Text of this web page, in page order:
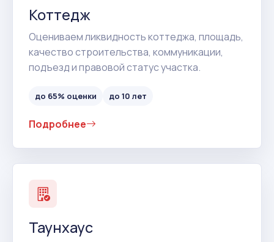
Коттедж
Оцениваем ликвидность коттеджа, площадь,
качество строительства, коммуникации,
подъезд и правовой статус участка.
до 65% оценки до 10 лет
Подробнее
Таунхаус